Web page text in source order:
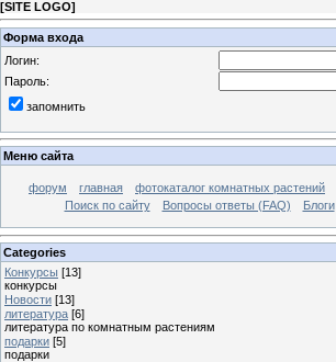
[SITE LOGO]
Форма входа
Логин:
Пароль:
запомнить
Меню сайта
форум главная фотокаталог комнатных растений
Поиск по сайту
Вопросы ответы (FAQ) Блоги
Categories
Конкурсы [13]
конкурсы
Новости [13]
литература [6]
литература по комнатным растениям
подарки [5]
подарки